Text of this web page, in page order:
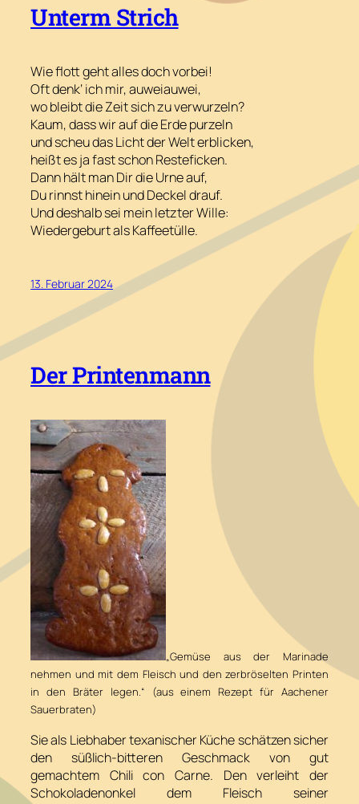
Unterm Strich
Wie flott geht alles doch vorbei!
Oft denk‘ ich mir, auweiauwei,
wo bleibt die Zeit sich zu verwurzeln?
Kaum, dass wir auf die Erde purzeln
und scheu das Licht der Welt erblicken,
heißt es ja fast schonResteficken.
Dann hält man Dir die Urne auf,
Du rinnst hinein und Deckel drauf.
Und deshalb sei mein letzter Wille:
Wiedergeburt als Kaffeetülle.
13. Februar 2024
Der Printenmann
„Gemüse aus der Marinade
nehmen und mit dem Fleisch und den zerbröselten Printen
in den Bräter legen.“ (aus einem Rezept für Aachener
Sauerbraten)
Sie als Liebhaber texanischer Küche schätzen sicher
den süßlich-bitteren Geschmack von gut
gemachtem Chili con Carne. Den verleiht der
Schokoladenonkel dem Fleisch seiner